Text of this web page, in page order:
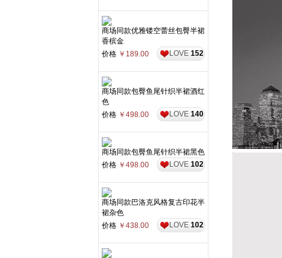
商场同款优雅镂空蕾丝包臀半裙
香槟金
价格 ￥189.00 LOVE 152
商场同款包臀鱼尾针织半裙酒红
色
价格 ￥498.00 LOVE 140
商场同款包臀鱼尾针织半裙黑色
价格 ￥498.00 LOVE 102
商场同款巴洛克风格复古印花半
裙杂色
价格 ￥438.00 LOVE 102